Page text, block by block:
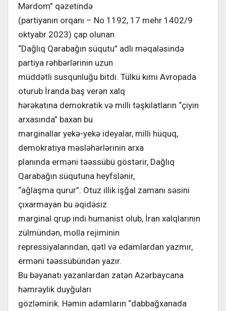
Mərdom” qəzetində
(partiyanın orqanı – No 1192, 17 mehr 1402/9
oktyabr 2023) çap olunan
“Dağlıq Qarabağın süqutu” adlı məqaləsində
partiya rəhbərlərinin uzun
müddətli susqunluğu bitdi. Tülkü kimi Avropada
oturub İranda baş verən xalq
hərəkatına demokratik və milli təşkilatların “çiyin
arxasında” baxan bu
marginallar yekə-yekə ideyalar, milli hüquq,
demokratiya məsləhərlərinin arxa
planında erməni təəssübü göstərir, Dağlıq
Qarabağın süqutuna heyfslənir,
“ağlaşma qurur”. Otuz illik işğal zamanı səsini
çıxarmayan bu əqidəsiz
marginal qrup indi humanist olub, İran xalqlarının
zülmündən, molla rejiminin
repressiyalarından, qətl və edamlardan yazmır,
erməni təəssübündən yazır.
Bu bəyanatı yazanlardan zatən Azərbaycana
həmrəylik duyğuları
gözləmirik. Həmin adamların “dabbağxanada